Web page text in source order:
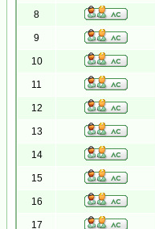
8
9
10
11
12
13
14
15
16
17